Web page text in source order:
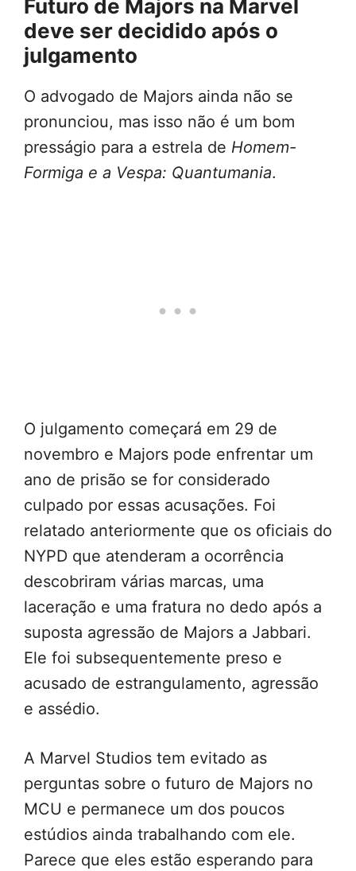
Futuro de Majors na Marvel
deve ser decidido após o
julgamento
O advogado de Majors ainda não se
pronunciou, mas isso não é um bom
presságio para a estrela de Homem-
Formiga e a Vespa: Quantumania.
O julgamento começará em 29 de
novembro e Majors pode enfrentar um
ano de prisão se for considerado
culpado por essas acusações. Foi
relatado anteriormente que os oficiais do
NYPD que atenderam a ocorrência
descobriram várias marcas, uma
laceração e uma fratura no dedo após a
suposta agressão de Majors a Jabbari.
Ele foi subsequentemente preso e
acusado de estrangulamento, agressão
e assédio.
A Marvel Studios tem evitado as
perguntas sobre o futuro de Majors no
MCU e permanece um dos poucos
estúdios ainda trabalhando com ele.
Parece que eles estão esperando para